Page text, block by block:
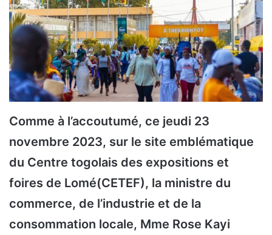
Comme à l’accoutumé, ce jeudi 23
novembre 2023, sur le site emblématique
du Centre togolais des expositions et
foires de Lomé(CETEF), la ministre du
commerce, de l’industrie et de la
consommation locale, Mme Rose Kayi